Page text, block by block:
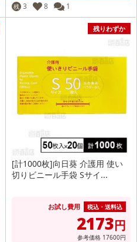
残 3 8 1
残りわずか
[計1000枚]向日葵 介護用 使い
切りビニール手袋 Sサイ...
お試し費用 税込・送料込
2173円
参考価格 17600円